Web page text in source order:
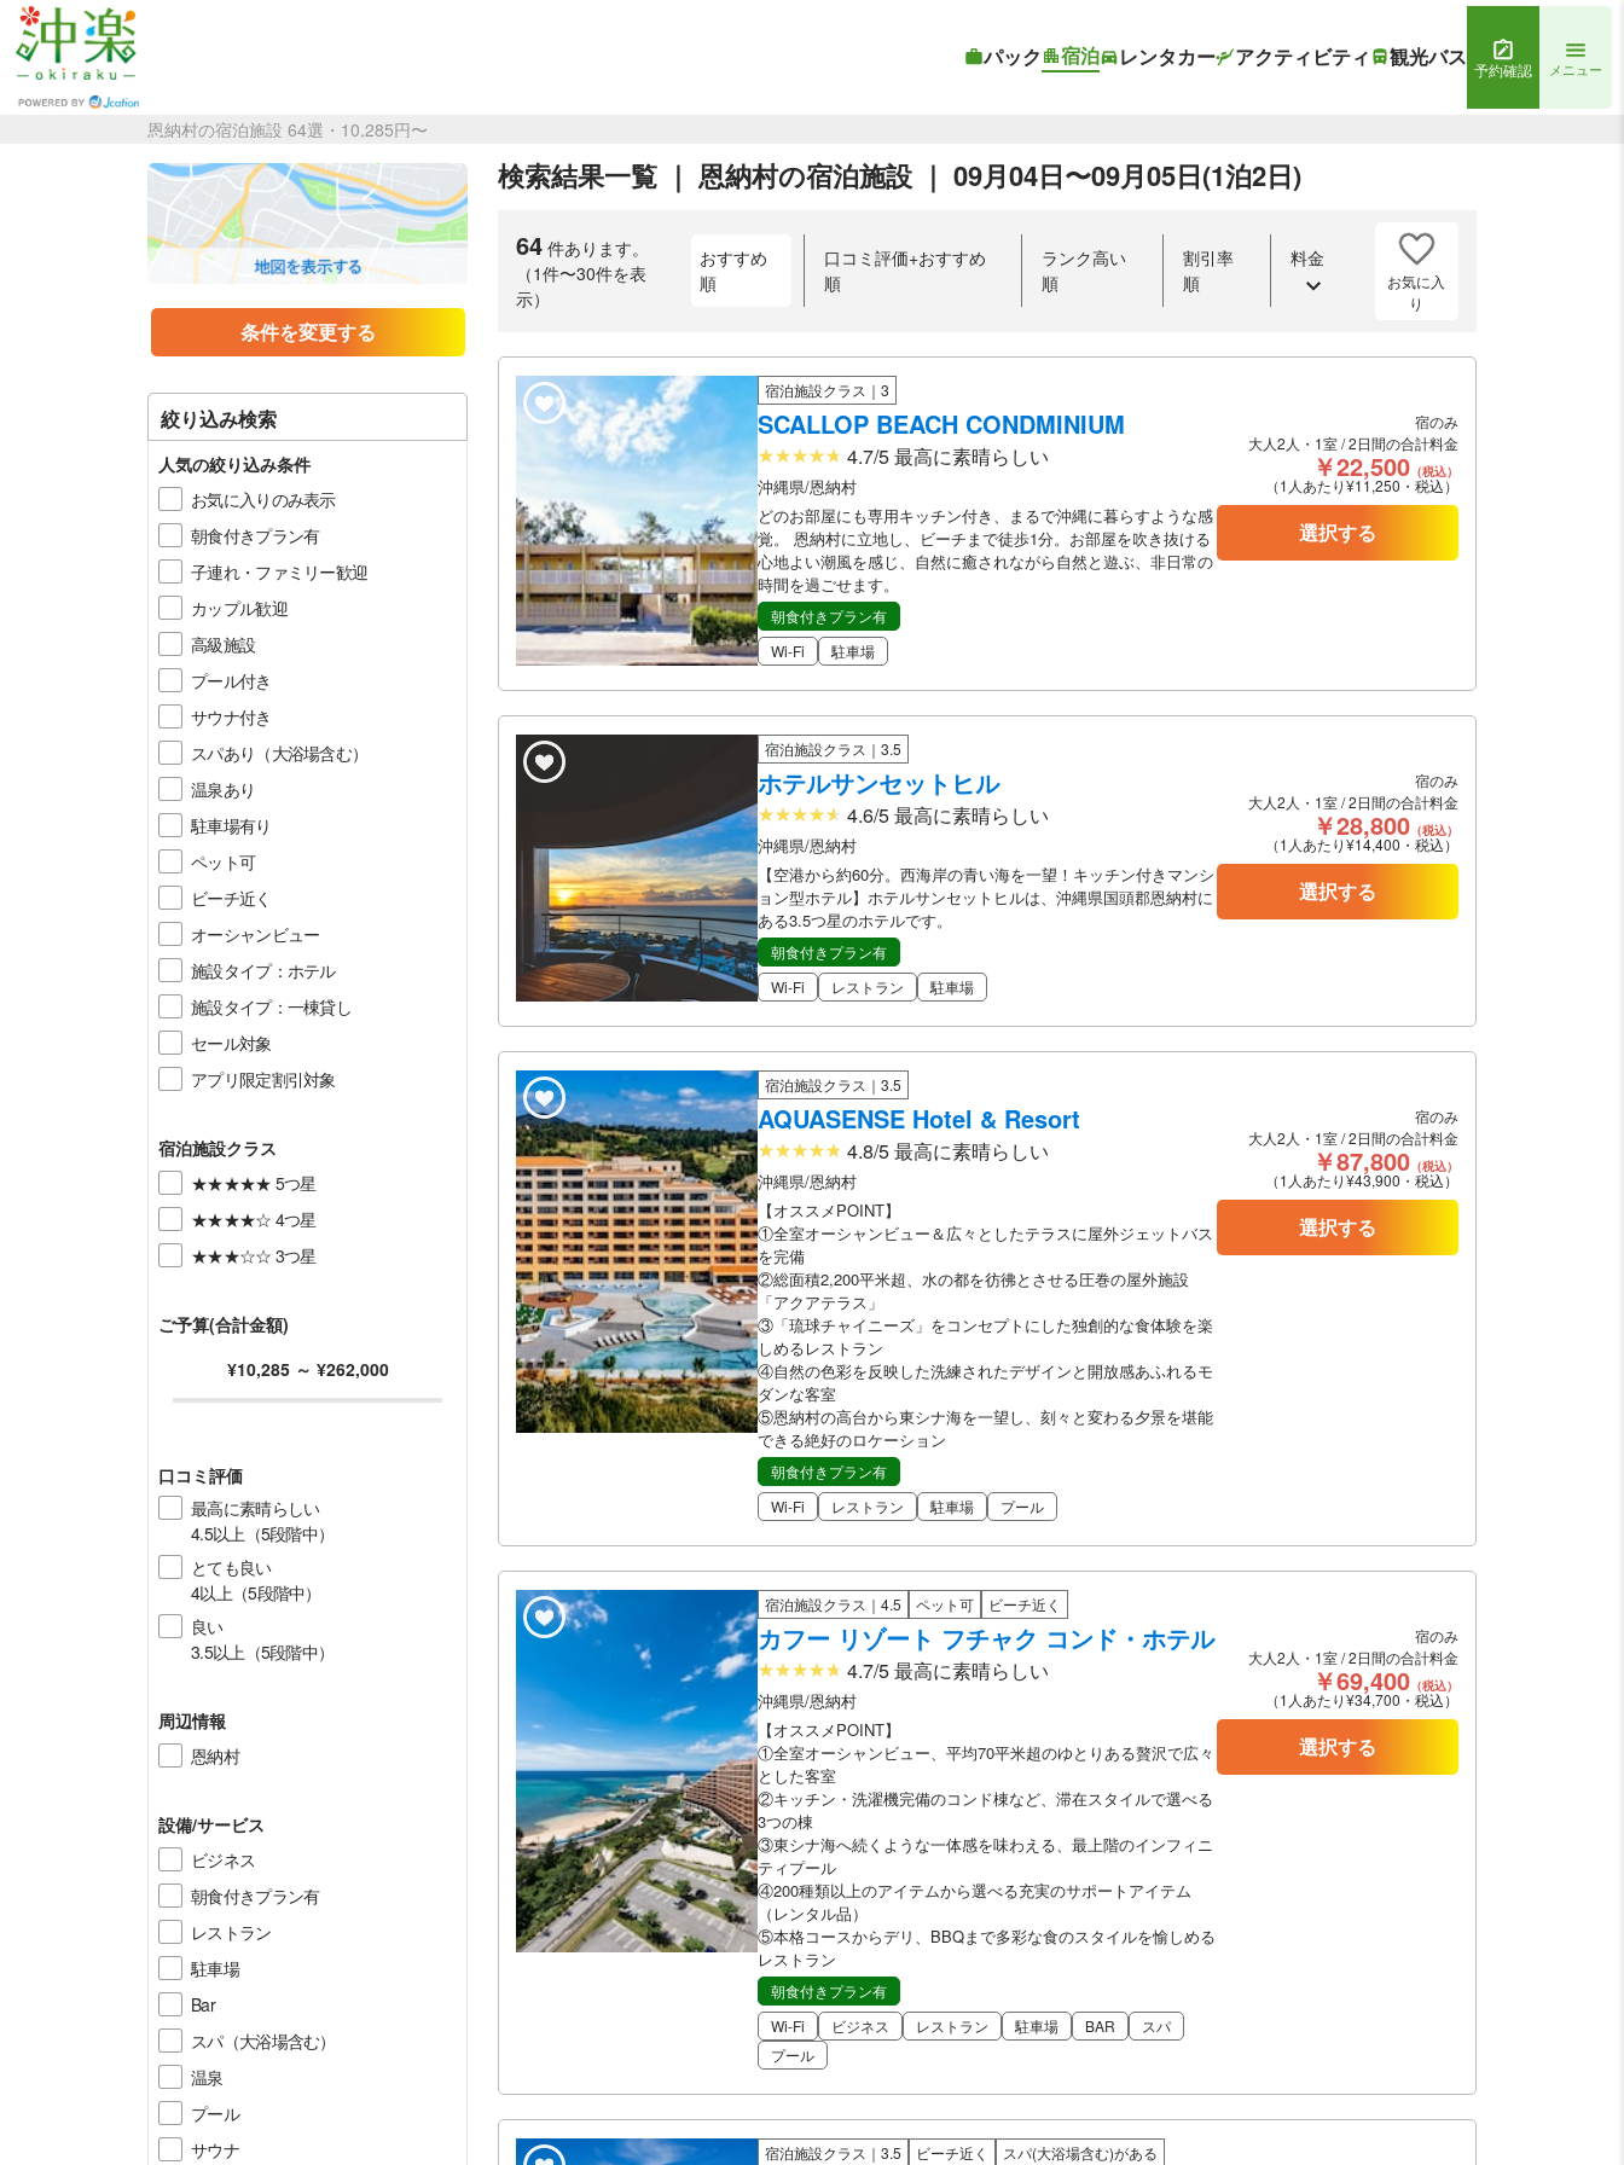
パック 宿泊 レンタカー アクティビティ 観光バス 予約確認 メニュー
恩納村の宿泊施設 64選・10,285円〜
条件を変更する
絞り込み検索
人気の絞り込み条件
お気に入りのみ表示
朝食付きプラン有
子連れ・ファミリー歓迎
カップル歓迎
高級施設
プール付き
サウナ付き
スパあり（大浴場含む）
温泉あり
駐車場有り
ペット可
ビーチ近く
オーシャンビュー
施設タイプ：ホテル
施設タイプ：一棟貸し
セール対象
アプリ限定割引対象
宿泊施設クラス
★★★★★ 5つ星
★★★★☆ 4つ星
★★★☆☆ 3つ星
ご予算(合計金額)
¥10,285～ ¥262,000
口コミ評価
最高に素晴らしい
4.5以上（5段階中）
とても良い
4以上（5段階中）
良い
3.5以上（5段階中）
周辺情報
恩納村
設備/サービス
ビジネス
朝食付きプラン有
レストラン
駐車場
Bar
スパ（大浴場含む）
温泉
プール
サウナ
検索結果一覧 ｜ 恩納村の宿泊施設 ｜ 09月04日〜09月05日(1泊2日)
64 件あります。
（1件〜30件を表
示）
おすすめ
順
口コミ評価+おすすめ
順
ランク高い
順
割引率
順
料金
お気に入
り
宿泊施設クラス｜3
SCALLOP BEACH CONDMINIUM
4.7/5 最高に素晴らしい
沖縄県/恩納村
どのお部屋にも専用キッチン付き、まるで沖縄に暮らすような感
覚。 恩納村に立地し、ビーチまで徒歩1分。お部屋を吹き抜ける
心地よい潮風を感じ、自然に癒されながら自然と遊ぶ、非日常の
時間を過ごせます。
朝食付きプラン有
Wi-Fi
駐車場
宿のみ
大人2人・1室 / 2日間の合計料金
￥22,500 （税込）
（1人あたり¥11,250・税込）
選択する
宿泊施設クラス｜3.5
ホテルサンセットヒル
4.6/5 最高に素晴らしい
沖縄県/恩納村
【空港から約60分。西海岸の青い海を一望！キッチン付きマンシ
ョン型ホテル】ホテルサンセットヒルは、沖縄県国頭郡恩納村に
ある3.5つ星のホテルです。
朝食付きプラン有
Wi-Fi
レストラン 駐車場
宿のみ
大人2人・1室 / 2日間の合計料金
￥28,800 （税込）
（1人あたり¥14,400・税込）
選択する
宿泊施設クラス｜3.5
AQUASENSE Hotel & Resort
4.8/5 最高に素晴らしい
沖縄県/恩納村
【オススメPOINT】
①全室オーシャンビュー＆広々としたテラスに屋外ジェットバス
を完備
②総面積2,200平米超、水の都を彷彿とさせる圧巻の屋外施設
「アクアテラス」
③「琉球チャイニーズ」をコンセプトにした独創的な食体験を楽
しめるレストラン
④自然の色彩を反映した洗練されたデザインと開放感あふれるモ
ダンな客室
⑤恩納村の高台から東シナ海を一望し、刻々と変わる夕景を堪能
できる絶好のロケーション
朝食付きプラン有
Wi-Fi
レストラン 駐車場 プール
宿のみ
大人2人・1室 / 2日間の合計料金
￥87,800 （税込）
（1人あたり¥43,900・税込）
選択する
宿泊施設クラス｜4.5 ペット可 ビーチ近く
カフー リゾート フチャク コンド・ホテル
4.7/5 最高に素晴らしい
沖縄県/恩納村
【オススメPOINT】
①全室オーシャンビュー、平均70平米超のゆとりある贅沢で広々
とした客室
②キッチン・洗濯機完備のコンド棟など、滞在スタイルで選べる
3つの棟
③東シナ海へ続くような一体感を味わえる、最上階のインフィニ
ティプール
④200種類以上のアイテムから選べる充実のサポートアイテム
（レンタル品）
⑤本格コースからデリ、BBQまで多彩な食のスタイルを愉しめる
レストラン
朝食付きプラン有
Wi-Fi
ビジネス レストラン 駐車場 BAR
スパ
プール
宿のみ
大人2人・1室 / 2日間の合計料金
￥69,400 （税込）
（1人あたり¥34,700・税込）
選択する
宿泊施設クラス｜3.5 ビーチ近く スパ(大浴場含む)がある